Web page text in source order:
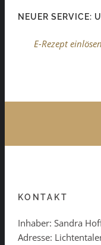
NEUER SERVICE:
E-Rezept einlösen
KONTAKT
Inhaber: Sandra
Adresse: